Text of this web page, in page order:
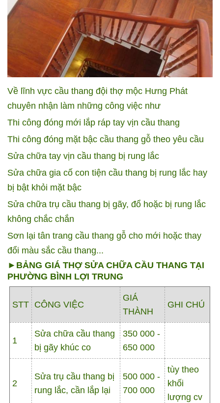
Về lĩnh vực cầu thang đội thợ mộc Hưng Phát
chuyên nhận làm những công việc như
Thi công đóng mới lắp ráp tay vịn cầu thang
Thi công đóng mặt bậc cầu thang gỗ theo yêu cầu
Sửa chữa tay vịn cầu thang bị rung lắc
Sửa chữa gia cố con tiện cầu thang bị rung lắc hay
bị bật khỏi mặt bậc
Sửa chữa trụ cầu thang bị gãy, đổ hoặc bị rung lắc
không chắc chắn
Sơn lại tân trang cầu thang gỗ cho mới hoặc thay
đổi màu sắc cầu thang...
►BẢNG GIÁ THỢ SỬA CHỮA CẦU THANG TẠI
PHƯỜNG BÌNH LỢI TRUNG
STT CÔNG VIỆC
GIÁ
THÀNH
GHI CHÚ
1
Sửa chữa cầu thang
bị gãy khúc co
350 000 -
650 000
2
Sửa trụ cầu thang bị
rung lắc, cần lắp lại
500 000 -
700 000
tùy theo
khối
lượng cv